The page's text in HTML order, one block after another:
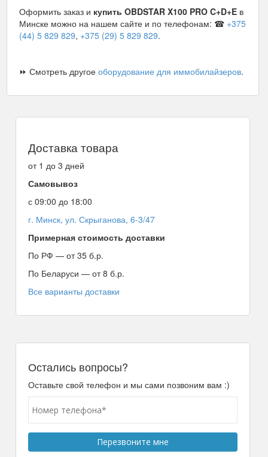
Оформить заказ и купить OBDSTAR X100 PRO C+D+E в
Минске можно на нашем сайте и по телефонам: ☎ +375
(44) 5 829 829, +375 (29) 5 829 829.
⏩ Смотреть другое оборудование для иммобилайзеров.
Доставка товара
от 1 до 3 дней
Самовывоз
с 09:00 до 18:00
г. Минск, ул. Скрыганова, 6-3/47
Примерная стоимость доставки
По РФ — от 35 б.р.
По Беларуси — от 8 б.р.
Все варианты доставки
Остались вопросы?
Оставьте свой телефон и мы сами позвоним вам :)